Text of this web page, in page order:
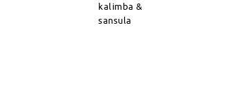
kalimba &
sansula